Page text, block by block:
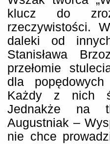
klucz do
rzeczywistości.
daleki od
Stanisława
przełomie
dla popędowych
Każdy z nich
Jednakże na
Augustniak –
nie chce